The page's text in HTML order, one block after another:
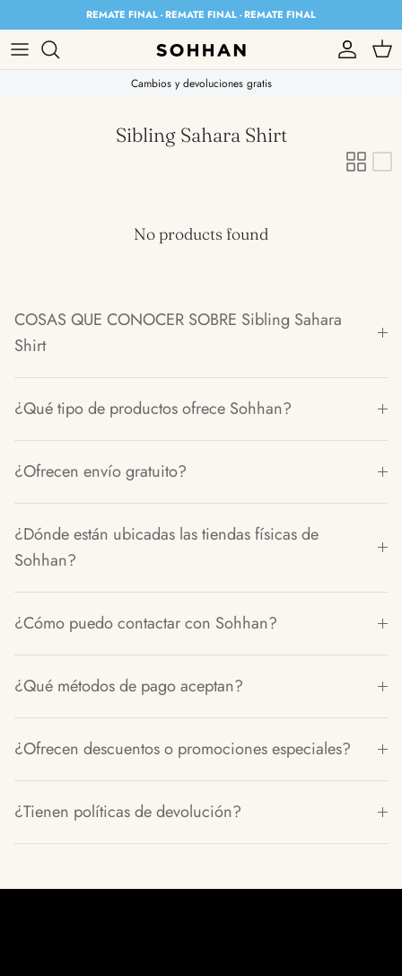
REMATE FINAL - REMATE FINAL - REMATE FINAL
Account
Cart
Cambios y devoluciones gratis
Sibling Sahara Shirt
No products found
COSAS QUE CONOCER SOBRE Sibling Sahara
Shirt
¿Qué tipo de productos ofrece Sohhan?
¿Ofrecen envío gratuito?
¿Dónde están ubicadas las tiendas físicas de
Sohhan?
¿Cómo puedo contactar con Sohhan?
¿Qué métodos de pago aceptan?
¿Ofrecen descuentos o promociones especiales?
¿Tienen políticas de devolución?